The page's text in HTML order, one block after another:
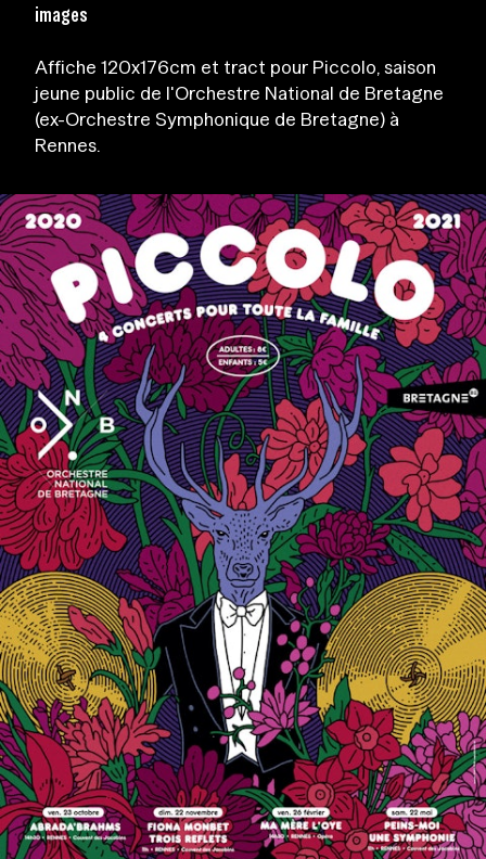
images
Affiche 120x176cm et tract pour Piccolo, saison
jeune public de l'Orchestre National de Bretagne
(ex-Orchestre Symphonique de Bretagne) à
Rennes.